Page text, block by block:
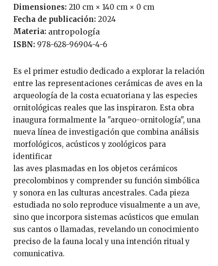
Dimensiones: 210 cm × 140 cm × 0 cm
Fecha de publicación:
2024
Materia: antropología
ISBN: 978-628-96904-4-6
Es el primer estudio dedicado a explorar la relación
entre las representaciones cerámicas de aves en la
arqueología de la costa ecuatoriana y las especies
ornitológicas reales que las inspiraron. Esta obra
inaugura formalmente la "arqueo-ornitología", una
nueva línea de investigación que combina análisis
morfológicos, acústicos y zoológicos para
identificar
las aves plasmadas en los objetos cerámicos
precolombinos y comprender su función simbólica
y sonora en las culturas ancestrales. Cada pieza
estudiada no solo reproduce visualmente a un ave,
sino que incorpora sistemas acústicos que emulan
sus cantos o llamadas, revelando un conocimiento
preciso de la fauna local y una intención ritual y
comunicativa.